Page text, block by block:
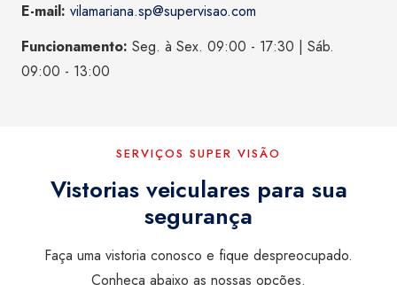
E-mail: vilamariana.sp@supervisao.com
Funcionamento: Seg. à Sex. 09:00 - 17:30 | Sáb.
09:00 - 13:00
SERVIÇOS SUPER VISÃO
Vistorias veiculares para sua
segurança
Faça uma vistoria conosco e fique despreocupado.
Conheça abaixo as nossas opções.